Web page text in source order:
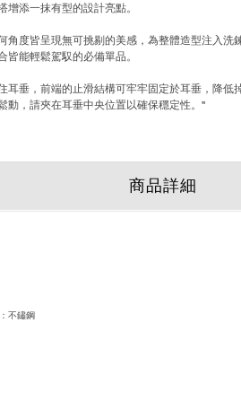
增添一抹有型的設計亮點。
角度皆呈現無可挑剔的美感，為整體造型注入洗
皆能輕鬆駕馭的必備單品。
垂，前端的止滑結構可牢牢固定於耳垂，降低
動，請夾在耳垂中央位置以確保穩定性。"
商品詳細
不鏽鋼